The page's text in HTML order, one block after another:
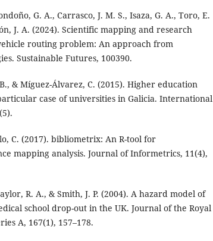
G. A., Carrasco, J. M. S., Isaza, G. A., Toro, E.
J. A. (2024). Scientific mapping and research
routing problem: An approach from
Sustainable Futures, 100390.
& Míguez-Álvarez, C. (2015). Higher education
case of universities in Galicia. International
C. (2017). bibliometrix: An R-tool for
mapping analysis. Journal of Informetrics, 11(4),
R. A., & Smith, J. P. (2004). A hazard model of
school drop-out in the UK. Journal of the Royal
A, 167(1), 157–178.